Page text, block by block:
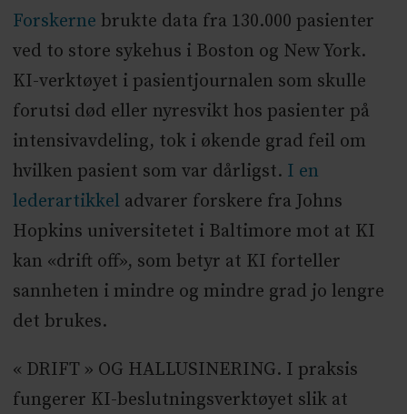
Forskerne brukte data fra 130.000 pasienter
ved to store sykehus i Boston og New York.
KI-verktøyet i pasientjournalen som skulle
forutsi død eller nyresvikt hos pasienter på
intensivavdeling, tok i økende grad feil om
hvilken pasient som var dårligst. I en
lederartikkeladvarer forskere fra Johns
Hopkins universitetet i Baltimore mot at KI
kan «drift off», som betyr at KI forteller
sannheten i mindre og mindre grad jo lengre
det brukes.
« DRIFT » OG HALLUSINERING. I praksis
fungerer KI-beslutningsverktøyet slik at